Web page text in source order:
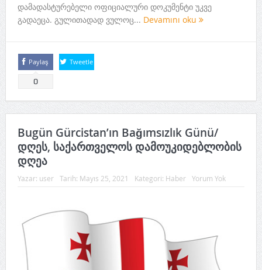
დამადასტურებელი ოფიციალური დოკუმენტი უკვე
გადაეცა. გულითადად ვულოც... Devamını oku
Paylaş
0
Tweetle
Bugün Gürcistan’ın Bağımsızlık Günü/
დღეს, საქართველოს დამოუკიდებლობის
დღეა
Yazar: user Tarih: Mayıs 25, 2021 Kategori: Haber Yorum Yok